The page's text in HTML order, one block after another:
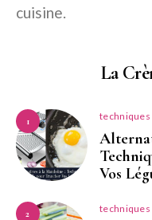
cuisine.
La
1 techniques
Vos
2 techniques